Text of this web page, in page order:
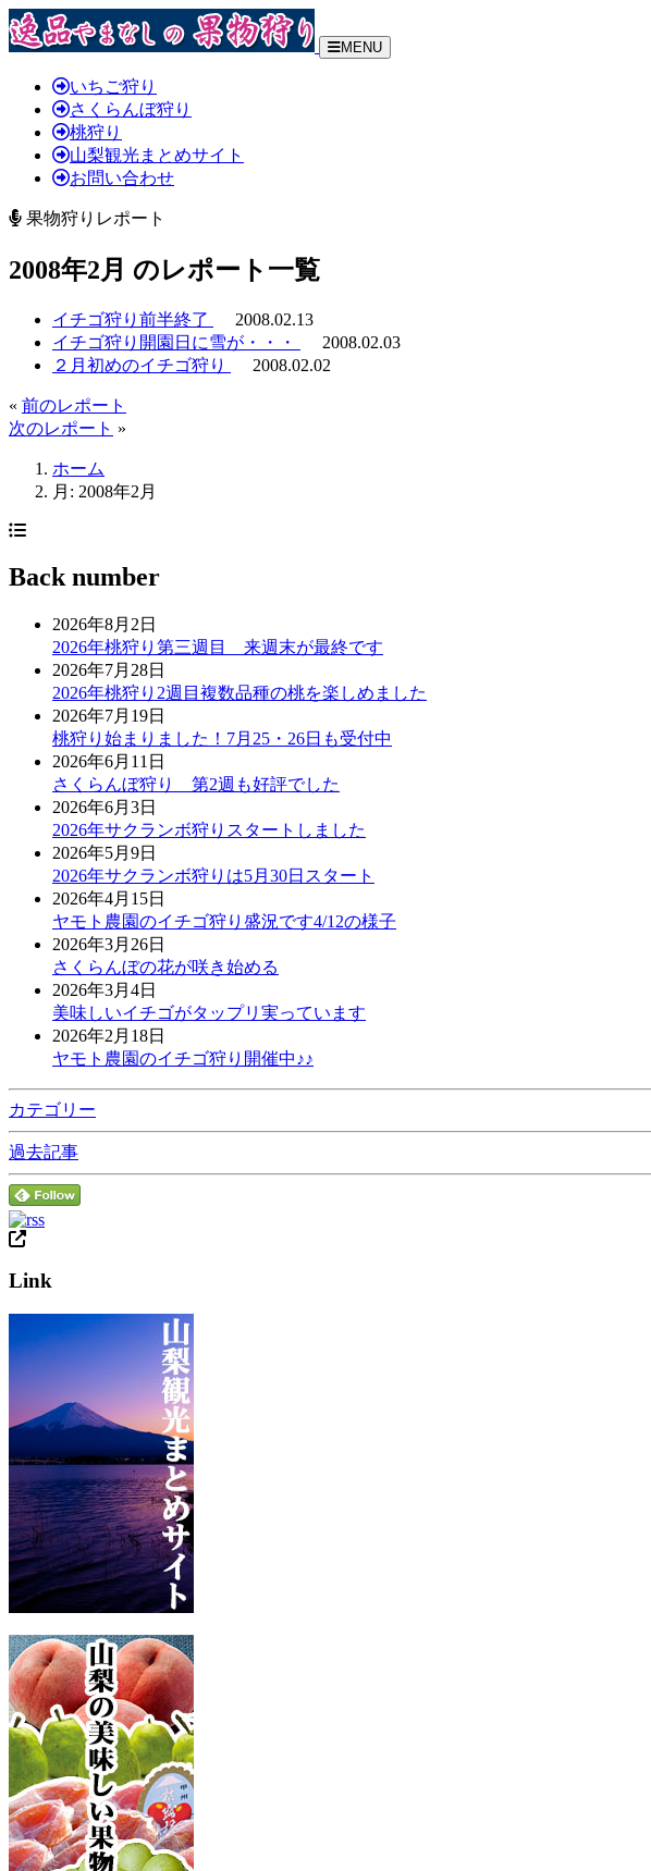
MENU
いちご狩り
さくらんぼ狩り
桃狩り
山梨観光まとめサイト
お問い合わせ
果物狩りレポート
2008年2月 のレポート一覧
イチゴ狩り前半終了
2008.02.13
イチゴ狩り開園日に雪が・・・
2008.02.03
２月初めのイチゴ狩り
2008.02.02
« 前のレポート
次のレポート »
ホーム
月: 2008年2月
Back number
2026年8月2日
2026年桃狩り第三週目 来週末が最終です
2026年7月28日
2026年桃狩り2週目複数品種の桃を楽しめました
2026年7月19日
桃狩り始まりました！7月25・26日も受付中
2026年6月11日
さくらんぼ狩り 第2週も好評でした
2026年6月3日
2026年サクランボ狩りスタートしました
2026年5月9日
2026年サクランボ狩りは5月30日スタート
2026年4月15日
ヤモト農園のイチゴ狩り盛況です4/12の様子
2026年3月26日
さくらんぼの花が咲き始める
2026年3月4日
美味しいイチゴがタップリ実っています
2026年2月18日
ヤモト農園のイチゴ狩り開催中♪♪
カテゴリー
過去記事
Link